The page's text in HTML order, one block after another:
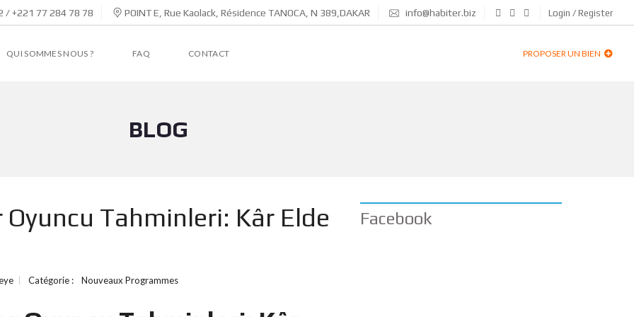
/ +221 77 284 78 78 POINT E, Rue Kaolack, Résidence TANOCA, N 389,DAKAR info@habiter.biz Login / Register
QUI SOMMES NOUS ? FAQ CONTACT PROPOSER UN BIEN
BLOG
Oyuncu Tahminleri: Kâr Elde
Catégorie : Nouveaux Programmes
Facebook